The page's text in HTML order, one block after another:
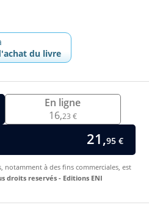
du livre
En ligne
16,23 €
21,95 €
notamment à des fins commerciales, est
droits reservés - Editions ENI